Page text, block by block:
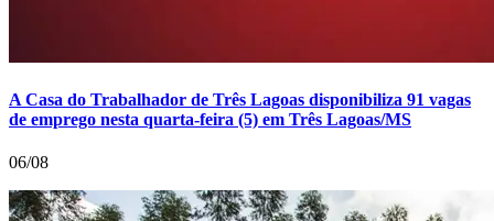
A Casa do Trabalhador de Três Lagoas disponibiliza 91 vagas
de emprego nesta quarta-feira (5) em Três Lagoas/MS
06/08